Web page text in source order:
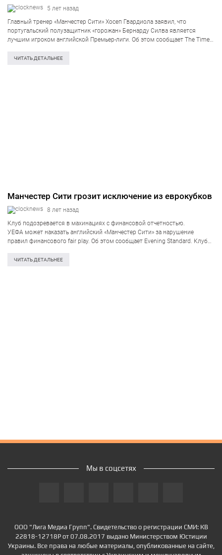
5 лет назад
Главный тренер «Манчестер Сити» Хосеп Гвардиола заявил, что
португальский полузащитник «горожан» Бернарду Силва является
лучшим игроком английской Премьер-лиги. Об этом сообщает The Times.
сейчас. Посмотрите нарезки трёхлетней давности, когда у нас было…
ЧИТАТЬ ДЕТАЛЬНЕЕ
Манчестер Сити грозит исключение из еврокубков
8 лет назад
Клуб подозревается в махинациях с финансовой отчетностью.
УЕФА может наказать английский «Манчестер Сити» за нарушение
правил финансового fair play. Об этом сообщает Evening Standard. Клуб
электронные письма, обнародованные в журналистском расследовании
ЧИТАТЬ ДЕТАЛЬНЕЕ
ООО "Лига Медиа Групп". Свидетельство о регистрации СМИ: КВ
22818-12718Р от 07.08.2017 выдано Министерством Юстиции
Украины. Все права на любые материалы, опубликованные на сайте,
Мы в соцсетях